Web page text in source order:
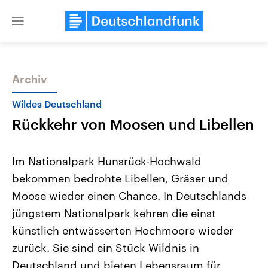
Close
Themen
Landtagswahl Sachsen-Anhalt
2026
Alle Informationen
Sachsen-Anhalt wählt am 6.
September 2026 einen neuen
Bundesland von einer Koalition aus
USA
Aktuelle Beiträge,
Hintergründe
Wirtschaftlich und
gehören die Vereinigten
mit großem Einfluss auf
Archiv
Wildes Deutschland
Rückkehr von Moosen und Libellen
Im Nationalpark Hunsrück-Hochwald
bekommen bedrohte Libellen, Gräser und
Moose wieder einen Chance. In Deutschlands
jüngstem Nationalpark kehren die einst
künstlich entwässerten Hochmoore wieder
zurück. Sie sind ein Stück Wildnis in
Deutschland und bieten Lebensraum für